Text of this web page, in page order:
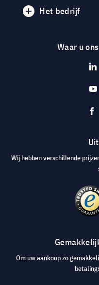
Het bedrijf
Waar u
Wij hebben verschillende
Om uw aankoop zo